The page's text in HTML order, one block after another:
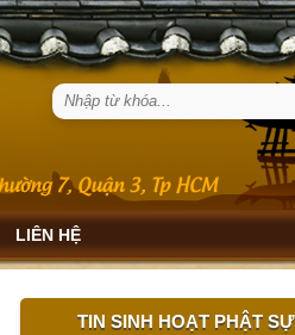
LIÊN HỆ
TIN SINH HOẠT PHẬT SỰ